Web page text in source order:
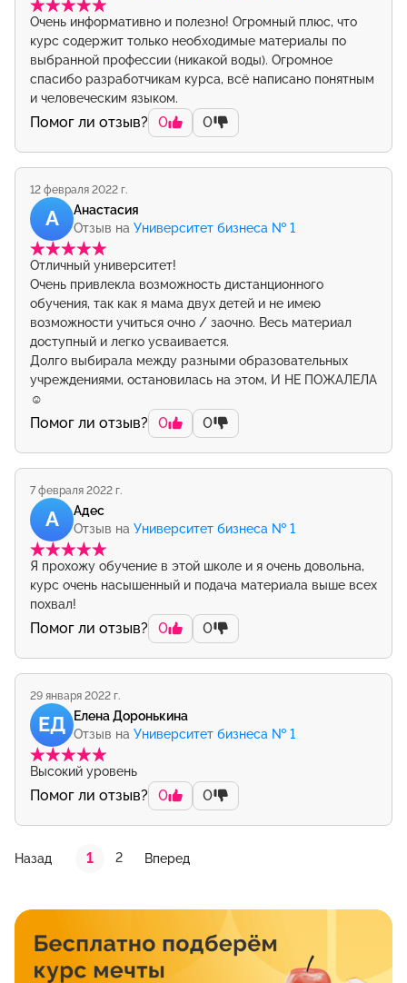
Очень информативно и полезно! Огромный плюс, что
курс содержит только необходимые материалы по
выбранной профессии (никакой воды). Огромное
спасибо разработчикам курса, всё написано понятным
и человеческим языком.
Помог ли отзыв? 0 0
А
Анастасия
Отзыв на Университет бизнеса № 1
12 февраля 2022 г.
Отличный университет!
Очень привлекла возможность дистанционного
обучения, так как я мама двух детей и не имею
возможности учиться очно / заочно. Весь материал
доступный и легко усваивается.
Долго выбирала между разными образовательных
учреждениями, остановилась на этом, И НЕ ПОЖАЛЕЛА
☺️
Помог ли отзыв? 0 0
А
Адес
Отзыв на Университет бизнеса № 1
7 февраля 2022 г.
Я прохожу обучение в этой школе и я очень довольна,
курс очень насышенный и подача материала выше всех
похвал!
Помог ли отзыв? 0 0
ЕД
Елена Доронькина
Отзыв на Университет бизнеса № 1
29 января 2022 г.
Высокий уровень
Помог ли отзыв? 0 0
Назад 1 2 Вперед